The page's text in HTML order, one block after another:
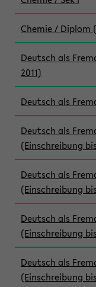
Chemie / Diplom
Deutsch als
2011)
Deutsch als
Deutsch als
(Einschreibung
Deutsch als
(Einschreibung
Deutsch als
(Einschreibung
Deutsch als
(Einschreibung